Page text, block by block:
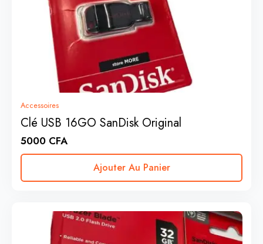
Accessoires
Clé USB 16GO SanDisk Original
5000 CFA
Ajouter Au Panier